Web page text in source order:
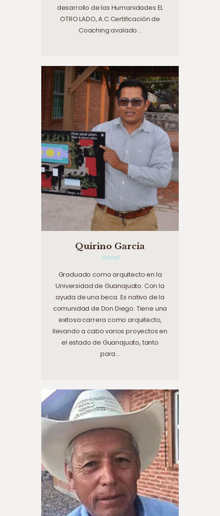
desarrollo de las Humanidades EL
OTRO LADO, A.C Certificación de
Coaching avalado…
Quirino Garcia
Vocal
Graduado como arquitecto en la
Universidad de Guanajuato. Con la
ayuda de una beca. Es nativo de la
comunidad de Don Diego. Tiene una
exitosa carrera como arquitecto,
llevando a cabo varios proyectos en
el estado de Guanajuato, tanto
para…